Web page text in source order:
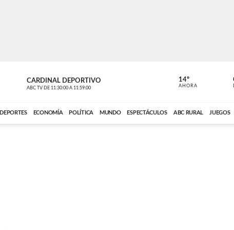
CARDINAL DEPORTIVO
ABC TV DE 11:30:00 A 11:59:00
CARDINAL
ABC CARDINAL
14º
AHORA
DEPORTES ECONOMÍA POLÍTICA MUNDO ESPECTÁCULOS ABC RURAL JUEGOS